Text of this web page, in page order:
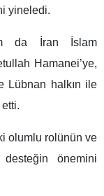
yineledi.
da İran İslam
Hamanei’ye,
Lübnan halkın ile
olumlu rolünün ve
önemini